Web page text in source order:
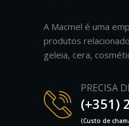
A Macmel é uma
produtos
geleia, cera,
PRECISA
(+351)
(Custo de